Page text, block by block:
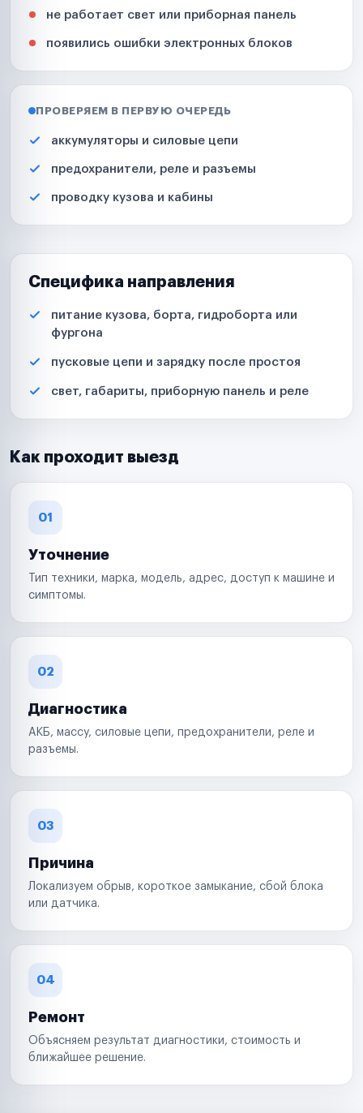
не работает свет или приборная панель
появились ошибки электронных блоков
ПРОВЕРЯЕМ В ПЕРВУЮ ОЧЕРЕДЬ
аккумуляторы и силовые цепи
предохранители, реле и разъемы
проводку кузова и кабины
Специфика направления
питание кузова, борта, гидроборта или
фургона
пусковые цепи и зарядку после простоя
свет, габариты, приборную панель и реле
Как проходит выезд
01
Уточнение
Тип техники, марка, модель, адрес, доступ к машине и
симптомы.
02
Диагностика
АКБ, массу, силовые цепи, предохранители, реле и
разъемы.
03
Причина
Локализуем обрыв, короткое замыкание, сбой блока
или датчика.
04
Ремонт
Объясняем результат диагностики, стоимость и
ближайшее решение.